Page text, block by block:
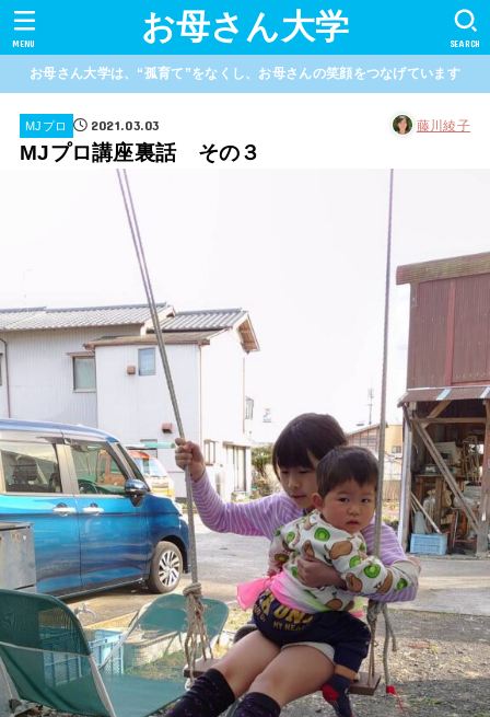
お母さん大学 SEARCH
MENU
お母さん大学は、“孤育て”をなくし、お母さんの笑顔をつなげています
MJプロ 2021.03.03 藤川綾子
MJプロ講座裏話 その３